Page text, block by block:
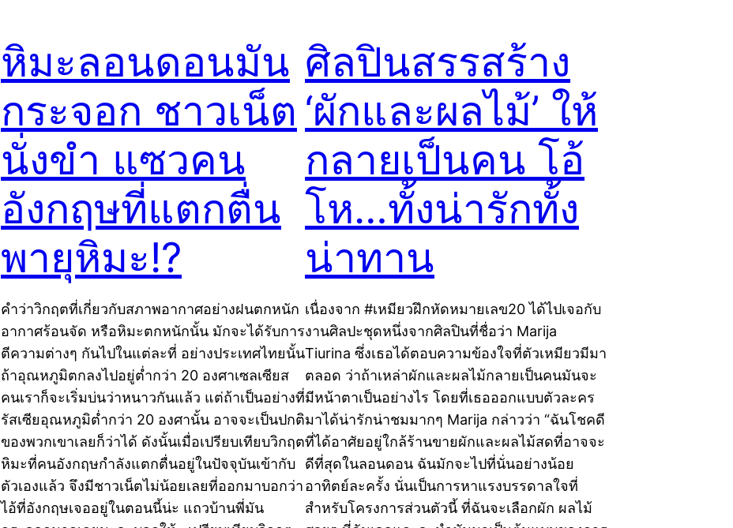
หิมะลอนดอนมัน
กระจอก ชาวเน็ต
นั่งขำ แซวคน
อังกฤษที่แตกตื่น
พายุหิมะ!?
คำว่าวิกฤตที่เกี่ยวกับสภาพอากาศอย่างฝนตกหนัก
อากาศร้อนจัด หรือหิมะตกหนักนั้น มักจะได้รับการ
ตีความต่างๆ กันไปในแต่ละที่ อย่างประเทศไทยนั้น
ถ้าอุณหภูมิตกลงไปอยู่ต่ำกว่า 20 องศาเซลเซียส
คนเราก็จะเริ่มบ่นว่าหนาวกันแล้ว แต่ถ้าเป็นอย่างที่
รัสเซียอุณหภูมิต่ำกว่า 20 องศานั้น อาจจะเป็นปกติ
ของพวกเขาเลยก็ว่าได้ ดังนั้นเมื่อเปรียบเทียบวิกฤต
หิมะที่คนอังกฤษกำลังแตกตื่นอยู่ในปัจจุบันเข้ากับ
ตัวเองแล้ว จึงมีชาวเน็ตไม่น้อยเลยที่ออกมาบอกว่า
ไอ้ที่อังกฤษเจออยู่ในตอนนี้น่ะ แถวบ้านพี่มัน
ศิลปินสรรสร้าง
‘ผักและผลไม้’ ให้
กลายเป็นคน โอ้
โห…ทั้งน่ารักทั้ง
น่าทาน
เนื่องจาก #เหมียวฝึกหัดหมายเลข20 ได้ไปเจอกับ
งานศิลปะชุดหนึ่งจากศิลปินที่ชื่อว่า Marija
Tiurina ซึ่งเธอได้ตอบความข้องใจที่ตัวเหมียวมีมา
ตลอด ว่าถ้าเหล่าผักและผลไม้กลายเป็นคนมันจะ
มีหน้าตาเป็นอย่างไร โดยที่เธอออกแบบตัวละคร
มาได้น่ารักน่าชมมากๆ Marija กล่าวว่า “ฉันโชคดี
ที่ได้อาศัยอยู่ใกล้ร้านขายผักและผลไม้สดที่อาจจะ
ดีที่สุดในลอนดอน ฉันมักจะไปที่นั่นอย่างน้อย
อาทิตย์ละครั้ง นั่นเป็นการหาแรงบรรดาลใจที่
สำหรับโครงการส่วนตัวนี้ ที่ฉันจะเลือกผัก ผลไม้